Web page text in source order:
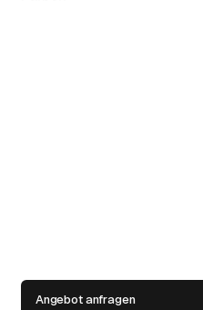
Angebot anfragen